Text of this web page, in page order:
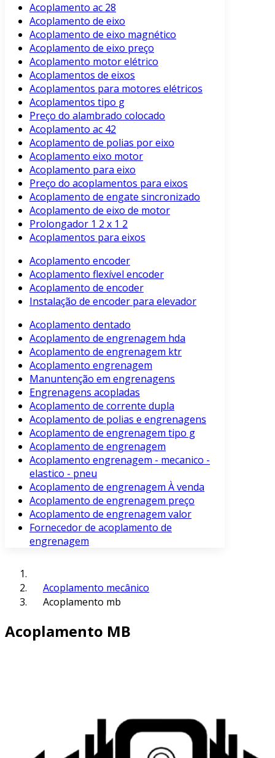
Acoplamento ac 28
Acoplamento de eixo
Acoplamento de eixo magnético
Acoplamento de eixo preço
Acoplamento motor elétrico
Acoplamentos de eixos
Acoplamentos para motores elétricos
Acoplamentos tipo g
Preço do alambrado colocado
Acoplamento ac 42
Acoplamento de polias por eixo
Acoplamento eixo motor
Acoplamento para eixo
Preço do acoplamentos para eixos
Acoplamento de engate sincronizado
Acoplamento de eixo de motor
Prolongador 1 2 x 1 2
Acoplamentos para eixos
Acoplamento encoder
Acoplamento flexível encoder
Acoplamento de encoder
Instalação de encoder para elevador
Acoplamento dentado
Acoplamento de engrenagem hda
Acoplamento de engrenagem ktr
Acoplamento engrenagem
Manuntenção em engrenagens
Engrenagens acopladas
Acoplamento de corrente dupla
Acoplamento de polias e engrenagens
Acoplamento de engrenagem tipo g
Acoplamento de engrenagem
Acoplamento engrenagem - mecanico -
elastico - pneu
Acoplamento de engrenagem À venda
Acoplamento de engrenagem preço
Acoplamento de engrenagem valor
Fornecedor de acoplamento de
engrenagem
Acoplamento mecânico
Acoplamento mb
Acoplamento MB